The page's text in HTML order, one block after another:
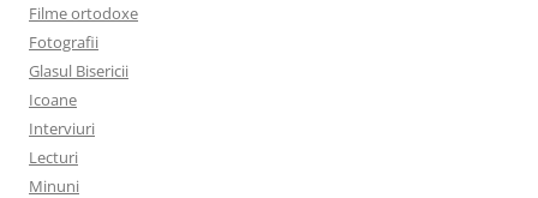
Filme ortodoxe
Fotografii
Glasul Bisericii
Icoane
Interviuri
Lecturi
Minuni